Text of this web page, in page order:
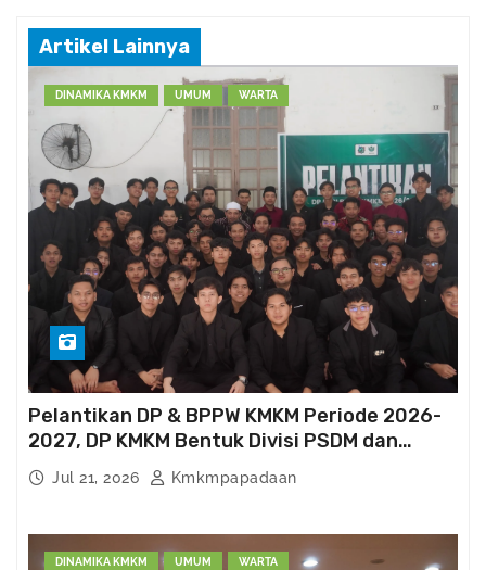
a
a
K
M
K
Artikel Lainnya
DINAMIKA KMKM UMUM WARTA
Pelantikan DP & BPPW KMKM Periode 2026-
2027, DP KMKM Bentuk Divisi PSDM dan
Kema’had-an
Jul 21, 2026 Kmkmpapadaan
DINAMIKA KMKM UMUM WARTA